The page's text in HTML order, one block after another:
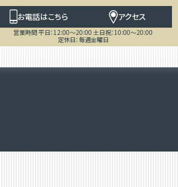
お電話はこちら アクセス
営業時間 平日：12:00～20:00 土日祝：10:00～20:00
定休日：毎週金曜日